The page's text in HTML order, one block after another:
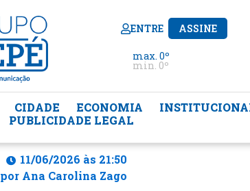
ENTRE ASSINE
max. 0º
min. 0º
CIDADE ECONOMIA
PUBLICIDADE LEGAL
11/06/2026 às 21:50
por Ana Carolina Zago